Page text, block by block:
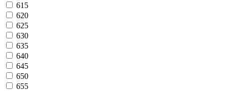
615
620
625
630
635
640
645
650
655